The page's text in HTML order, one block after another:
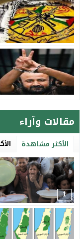
مقالات وآراء
الأكثر مشاهدة
1